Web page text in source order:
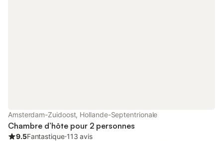
Amsterdam-Zuidoost, Hollande-Septentrionale
Chambre d’hôte pour 2 personnes
9.5Fantastique⋅113 avis